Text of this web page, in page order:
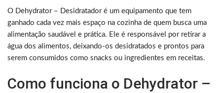
O Dehydrator – Desidratador é um equipamento que tem
ganhado cada vez mais espaço na cozinha de quem busca uma
alimentação saudável e prática. Ele é responsável por retirar a
água dos alimentos, deixando-os desidratados e prontos para
serem consumidos como snacks ou ingredientes em receitas.
Como funciona o Dehydrator –